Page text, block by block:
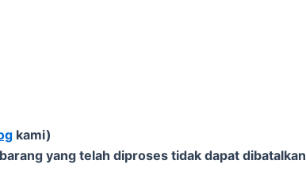
kami)
yang telah diproses tidak dapat dibatalkan